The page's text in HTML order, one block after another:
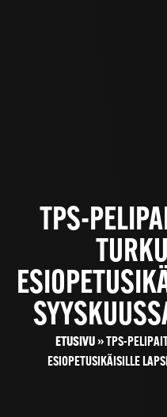
TPS-
ETUSIVU»TPS-
ESIOPETUSIKÄISILLE